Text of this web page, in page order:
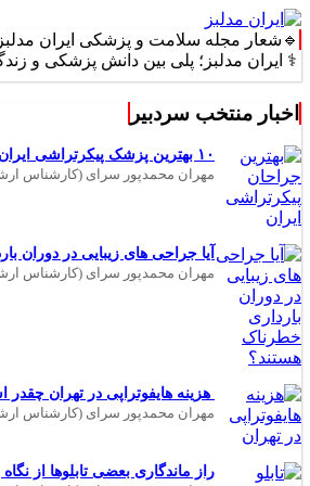
🔹شعار مجله سلامت و پزشکی ایران
پلی بین دانش پزشکی و زندگی
اخبار منتخب سردبیر
۱۰ بهترین پزشک پیکرتراشی ایران؛ معرفی برترین جراحان زیبایی بدن
مهران محمدپور سرای (کارشناس
آیا جراحی های زیبایی در دوران
مهران محمدپور سرای (کارشناس
هزینه هایفوتراپی در تهران
مهران محمدپور سرای (کارشناس
راز ماندگاری بعضی تابلوها از